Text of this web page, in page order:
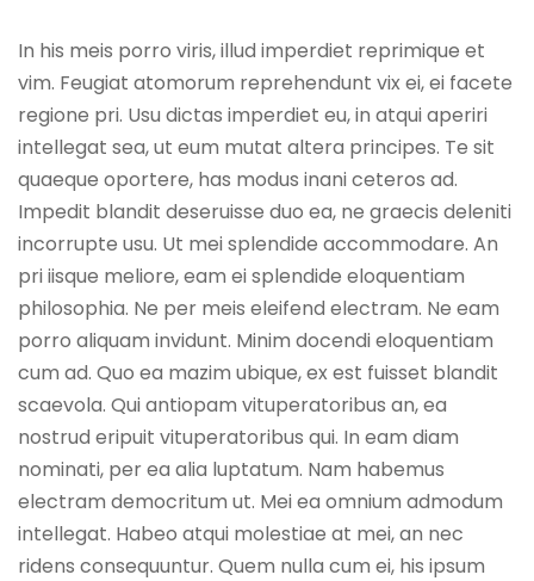
In his meis porro viris, illud imperdiet reprimique et
vim. Feugiat atomorum reprehendunt vix ei, ei facete
regione pri. Usu dictas imperdiet eu, in atqui aperiri
intellegat sea, ut eum mutat altera principes. Te sit
quaeque oportere, has modus inani ceteros ad.
Impedit blandit deseruisse duo ea, ne graecis deleniti
incorrupte usu. Ut mei splendide accommodare. An
pri iisque meliore, eam ei splendide eloquentiam
philosophia. Ne per meis eleifend electram. Ne eam
porro aliquam invidunt. Minim docendi eloquentiam
cum ad. Quo ea mazim ubique, ex est fuisset blandit
scaevola. Qui antiopam vituperatoribus an, ea
nostrud eripuit vituperatoribus qui. In eam diam
nominati, per ea alia luptatum. Nam habemus
electram democritum ut. Mei ea omnium admodum
intellegat. Habeo atqui molestiae at mei, an nec
ridens consequuntur. Quem nulla cum ei, his ipsum